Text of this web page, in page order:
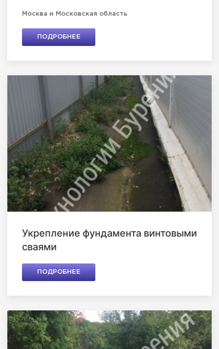
Москва и Московская область
ПОДРОБНЕЕ
Укрепление фундамента винтовыми
сваями
ПОДРОБНЕЕ